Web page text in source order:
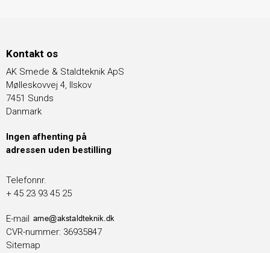
Kontakt os
AK Smede & Staldteknik ApS
Mølleskovvej 4, Ilskov
7451 Sunds
Danmark
Ingen afhenting på
adressen uden bestilling
Telefonnr.
+ 45 23 93 45 25
E-mail
CVR-nummer: 36935847
Sitemap